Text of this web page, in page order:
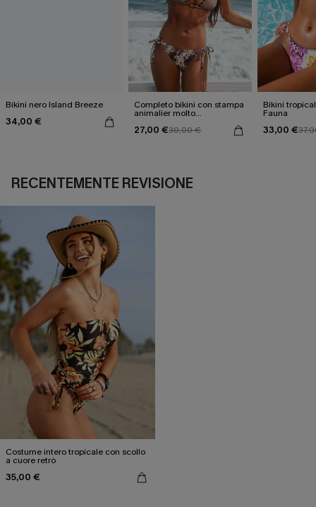
Bikini nero Island Breeze
34,00 €
Completo bikini con stampa
animalier molto
27,00 €30,00 €
Bikini
Fauna
33,00 €
RECENTEMENTE REVISIONE
Costume intero tropicale con scollo
a cuore retrò
35,00 €